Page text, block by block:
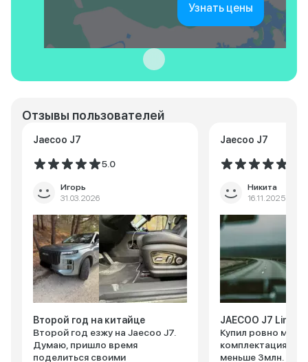
Узнать цены
Отзывы пользователей
Jaecoo J7
5.0
Игорь
31.03.2026
Второй год на китайце
Второй год езжу на Jaecoo J7.
Думаю, пришло время
поделиться своими
Jaecoo J7
Никита
16.11.2025
JAECOO J7
Купил ровно
комплектация
меньше 3млн.